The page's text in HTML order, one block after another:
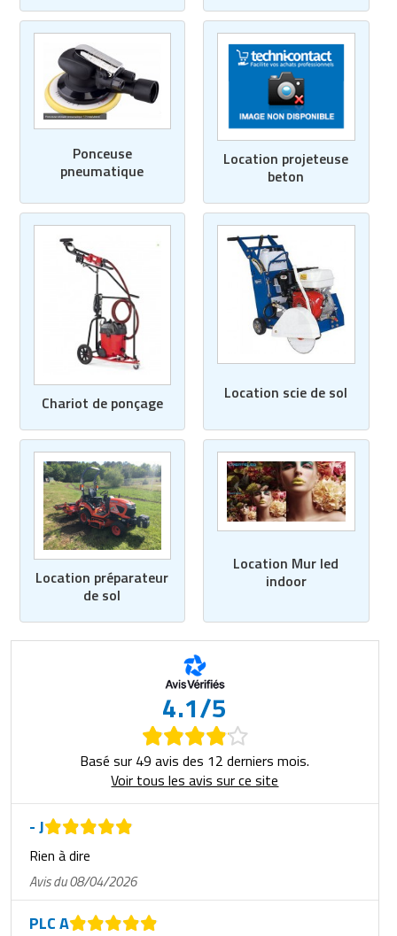
Ponceuse
pneumatique
Location projeteuse
beton
Chariot de ponçage
Location scie de sol
Location préparateur
de sol
Location Mur led
indoor
4.1/5
Basé sur 49 avis des 12 derniers mois.
Voir tous les avis sur ce site
- J
Rien à dire
Avis du 08/04/2026
PLC A